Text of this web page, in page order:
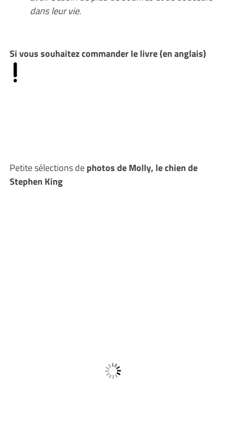
dans leur vie.
Si vous souhaitez commander le livre (en anglais)
Petite sélections dephotos de Molly, le chien de
Stephen King